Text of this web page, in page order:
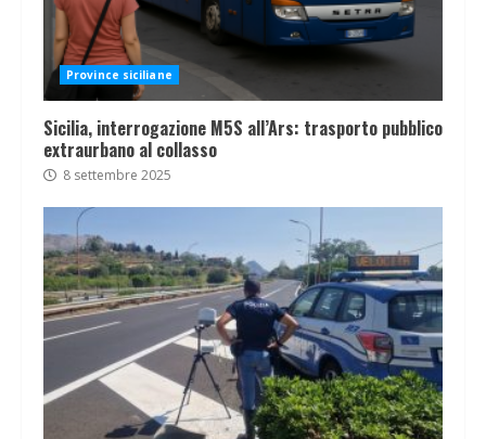
Province siciliane
Sicilia, interrogazione M5S all’Ars: trasporto pubblico
extraurbano al collasso
8 settembre 2025